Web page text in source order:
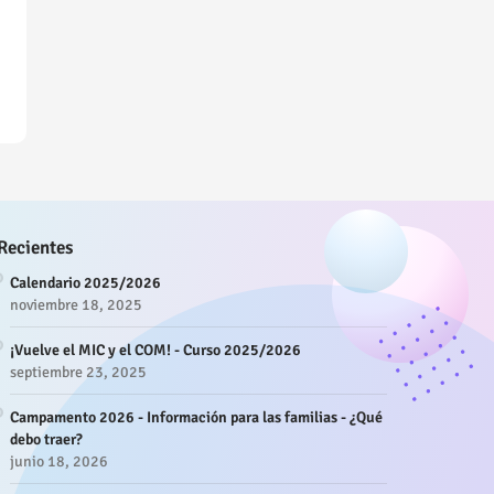
Calendario 2025/2026
noviembre 18, 2025
¡Vuelve el MIC y el COM! - Curso 2025/2026
septiembre 23, 2025
Campamento 2026 - Información para las familias - ¿Qué
debo traer?
junio 18, 2026